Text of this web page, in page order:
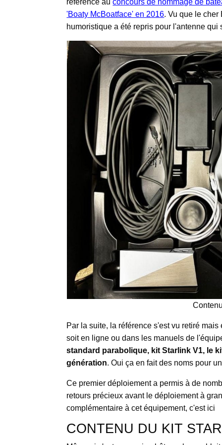
référence auconcours de nommage de
'Boaty McBoatface' en 2016. Vu que le cher
humoristique a été repris pour l'antenne qui
Par la suite, la référence s'est vu retiré
soit en ligne ou dans les manuels de
standard parabolique, kit Starlink V1, le
génération. Oui ça en fait des noms pour
Ce premier déploiement a permis à de
retours précieux avant le déploiement à
complémentaire à cet équipement, c'est ici
CONTENU DU KIT